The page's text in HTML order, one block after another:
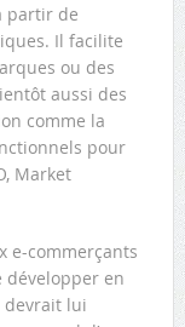
partir de
Il facilite
ou des
aussi des
comme la
pour
Market
e-commerçants
développer en
devrait lui